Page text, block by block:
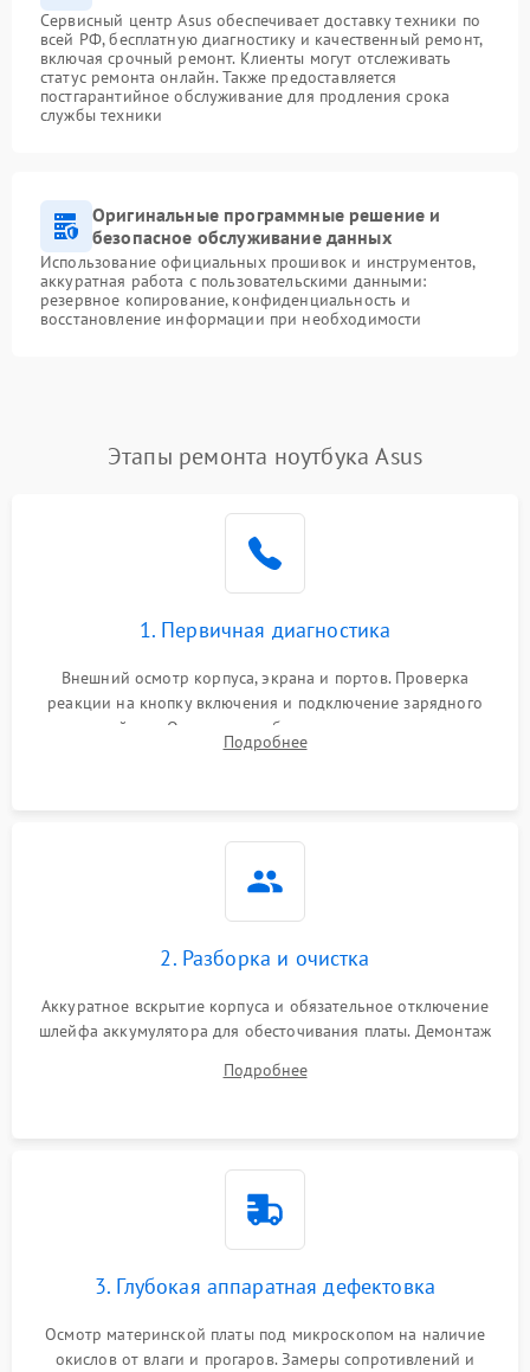
Сервисный центр Asus обеспечивает доставку техники по
всей РФ, бесплатную диагностику и качественный ремонт,
включая срочный ремонт. Клиенты могут отслеживать
статус ремонта онлайн. Также предоставляется
постгарантийное обслуживание для продления срока
службы техники
Оригинальные программные решение и
безопасное обслуживание данных
Использование официальных прошивок и инструментов,
аккуратная работа с пользовательскими данными:
резервное копирование, конфиденциальность и
восстановление информации при необходимости
Этапы ремонта ноутбука Asus
1. Первичная диагностика
Внешний осмотр корпуса, экрана и портов. Проверка
реакции на кнопку включения и подключение зарядного
устройства. Оценка потребления тока с помощью
лабораторного блока питания для локализации проблемы.
Подробнее
2. Разборка и очистка
Аккуратное вскрытие корпуса и обязательное отключение
шлейфа аккумулятора для обесточивания платы. Демонтаж
высохшей термопасты с кристаллов чипов.
Подробнее
3. Глубокая аппаратная дефектовка
Осмотр материнской платы под микроскопом на наличие
окислов от влаги и прогаров. Замеры сопротивлений и